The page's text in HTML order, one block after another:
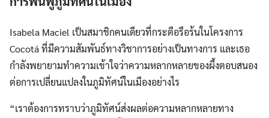
Isabela Maciel เป็นสมาชิกคนเดียวที่กระตือรือร้นในโครงการ
Cocotá ที่มีความสัมพันธ์ทางวิชาการอย่างเป็นทางการ และเธอ
กำลังพยายามทำความเข้าใจว่าความหลากหลายของผึ้งตอบสนอง
ต่อการเปลี่ยนแปลงในภูมิทัศน์ในเมืองอย่างไร
“เราต้องการทราบว่าภูมิทัศน์ส่งผลต่อความหลากหลายทาง